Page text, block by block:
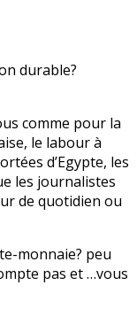
durable?
comme pour la
le labour à
d’Egypte, les
les journalistes
de quotidien ou
monnaie? peu
pas et …vous